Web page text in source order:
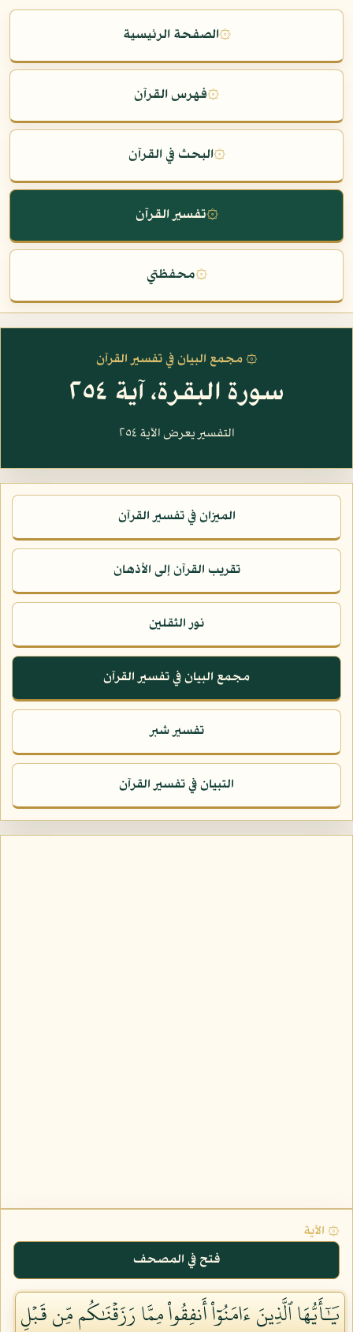
۞الصفحة الرئيسية
۞فهرس القرآن
۞البحث في القرآن
۞تفسير القرآن
۞محفظتي
۞ مجمع البيان في تفسير القرآن
سورة البقرة، آية ٢٥٤
التفسير يعرض الآية ٢٥٤
الميزان في تفسير القرآن
تقريب القرآن إلى الأذهان
نور الثقلين
مجمع البيان في تفسير القرآن
تفسير شبر
التبيان في تفسير القرآن
۞ الآية
فتح في المصحف
يَٰٓأَيُّهَا ٱلَّذِينَ ءَامَنُوٓاْ أَنفِقُواْ مِمَّا رَزَقۡنَٰكُم مِّن قَبۡلِ